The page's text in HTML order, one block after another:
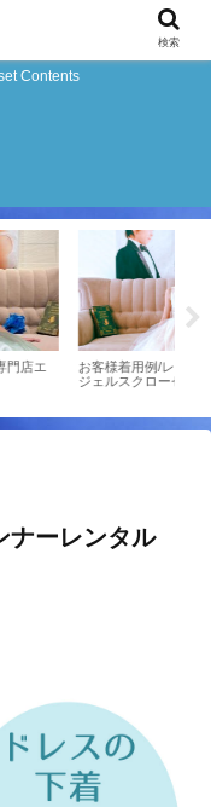
Contents
用例/レンタル衣装★エン
クローゼット
ナーレンタル
検索